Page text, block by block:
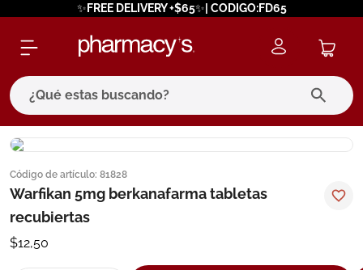
✨FREE DELIVERY +$65✨| CODIGO:FD65
¿Qué estas buscando?
Código de artículo: 81828
Warfikan 5mg berkanafarma tabletas
recubiertas
$12,50
términos más buscados
1. eucerin